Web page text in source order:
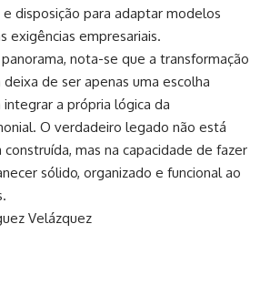
e disposição para adaptar modelos
exigências empresariais.
nota-se que a transformação
de ser apenas uma escolha
integrar a própria lógica da
O verdadeiro legado não está
mas na capacidade de fazer
sólido, organizado e funcional ao
Velázquez